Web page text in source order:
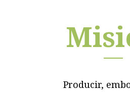
Producir,